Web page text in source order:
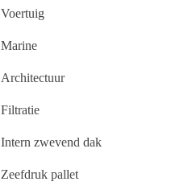
Voertuig
Marine
Architectuur
Filtratie
Intern zwevend dak
Zeefdruk pallet